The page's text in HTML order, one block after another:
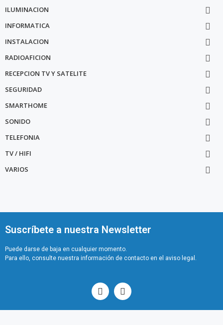
ILUMINACION 
INFORMATICA 
INSTALACION 
RADIOAFICION 
RECEPCION TV Y SATELITE 
SEGURIDAD 
SMARTHOME 
SONIDO 
TELEFONIA 
TV / HIFI 
VARIOS 
Suscríbete a nuestra Newsletter
Puede darse de baja en cualquier momento.
Para ello, consulte nuestra información de contacto en el aviso legal.